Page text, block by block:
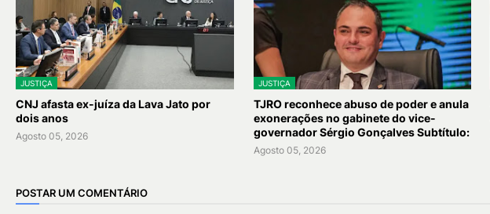
JUSTIÇA
CNJ afasta ex-juíza da Lava Jato por
dois anos
Agosto 05, 2026
JUSTIÇA
TJRO reconhece abuso de poder e anula
exonerações no gabinete do vice-
governador Sérgio Gonçalves Subtítulo:
Agosto 05, 2026
POSTAR UM COMENTÁRIO